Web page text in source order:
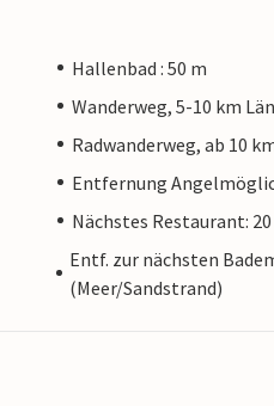
Hallenbad : 50 m
Wanderweg, 5-10 km
Radwanderweg, ab 10
Entfernung
Nächstes Restaurant:
Entf. zur nächsten
(Meer/Sandstrand)